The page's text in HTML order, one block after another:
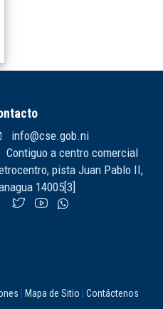
info@cse.gob.ni
Contiguo a centro comercial
pista Juan Pablo II,
14005[3]
| Mapa de Sitio | Contáctenos